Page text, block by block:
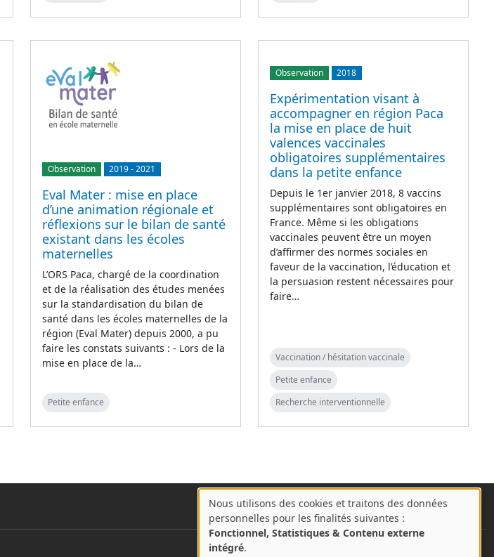
Observation 2019-2021
Eval Mater : mise en place
d’une animation régionale et
réflexions sur le bilan de santé
existant dans les écoles
maternelles
L’ORS Paca, chargé de la coordination
et de la réalisation des études menées
sur la standardisation du bilan de
santé dans les écoles maternelles de la
région (Eval Mater) depuis 2000, a pu
faire les constats suivants : - Lors de la
mise en place de la…
Petite enfance
Observation 2018
Expérimentation visant à
accompagner en région Paca
la mise en place de huit
valences vaccinales
obligatoires supplémentaires
dans la petite enfance
Depuis le 1er janvier 2018, 8 vaccins
supplémentaires sont obligatoires en
France. Même si les obligations
vaccinales peuvent être un moyen
d’affirmer des normes sociales en
faveur de la vaccination, l’éducation et
la persuasion restent nécessaires pour
faire…
Vaccination / hésitation vaccinale
Petite enfance
Recherche interventionnelle
A
propos
des
Nous utilisons des cookies et traitons des données
personnelles pour les finalités suivantes :
Fonctionnel, Statistiques & Contenu externe
intégré.